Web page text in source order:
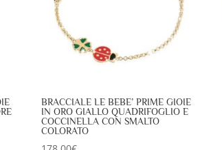
BRACCIALE LE BEBE’ PRIME GIOIE
IN ORO GIALLO QUADRIFOGLIO E
COCCINELLA CON SMALTO
COLORATO